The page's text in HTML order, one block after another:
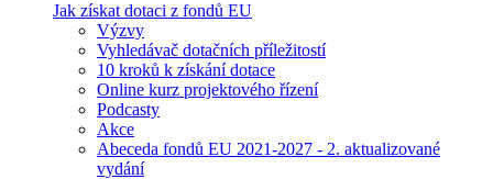
Jak získat dotaci z fondů EU
Výzvy
Vyhledávač dotačních příležitostí
10 kroků k získání dotace
Online kurz projektového řízení
Podcasty
Akce
Abeceda fondů EU 2021-2027 - 2. aktualizované
vydání